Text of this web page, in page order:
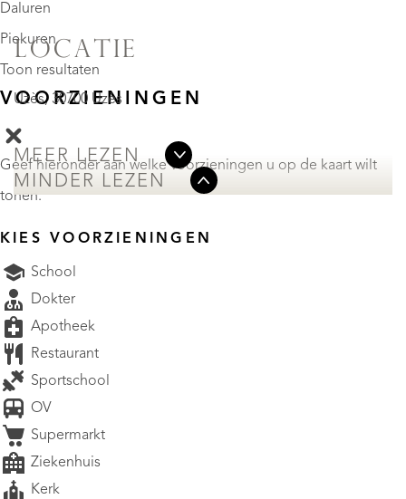
LOCATIE
Uzès, 30700 Uzès
MEER LEZEN
MINDER LEZEN
Daluren
Piekuren
Toon resultaten
VOORZIENINGEN
Geef hieronder aan welke voorzieningen u op de kaart wilt
tonen.
KIES VOORZIENINGEN
School
Dokter
Apotheek
Restaurant
Sportschool
OV
Supermarkt
Ziekenhuis
Kerk